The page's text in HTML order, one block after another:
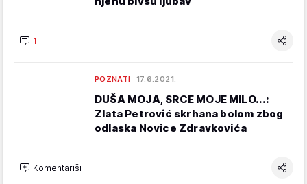
1
POZNATI 17.6.2021.
DUŠA MOJA, SRCE MOJE MILO...:
Zlata Petrović skrhana bolom zbog
odlaska Novice Zdravkovića
Komentariši